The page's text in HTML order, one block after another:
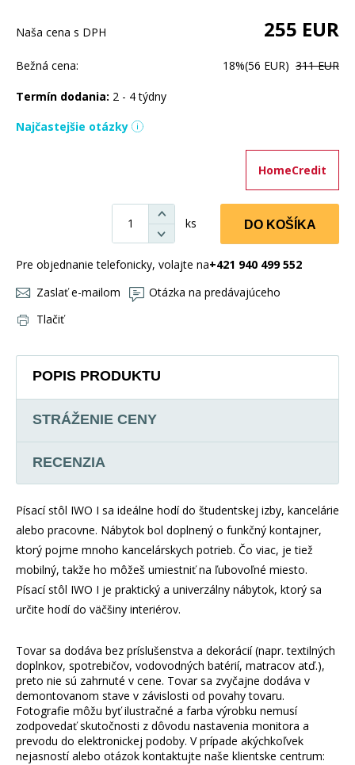
Naša cena s DPH 255 EUR
Bežná cena: 18%(56 EUR) 311 EUR
Termín dodania: 2 - 4 týdny
Najčastejšie otázky
HomeCredit
ks DO KOŠÍKA
Pre objednanie telefonicky, volajte na+421 940 499 552
Zaslať e-mailom
Otázka na predávajúceho
Tlačiť
POPIS PRODUKTU
STRÁŽENIE CENY
RECENZIA
Písací stôl IWO I sa ideálne hodí do študentskej izby, kancelárie
alebo pracovne. Nábytok bol doplnený o funkčný kontajner,
ktorý pojme mnoho kancelárskych potrieb. Čo viac, je tiež
mobilný, takže ho môžeš umiestniť na ľubovoľné miesto.
Písací stôl IWO I je praktický a univerzálny nábytok, ktorý sa
určite hodí do väčšiny interiérov.
Tovar sa dodáva bez príslušenstva a dekorácií (napr. textilných
doplnkov, spotrebičov, vodovodných batérií, matracov atď.),
preto nie sú zahrnuté v cene. Tovar sa zvyčajne dodáva v
demontovanom stave v závislosti od povahy tovaru.
Fotografie môžu byť ilustračné a farba výrobku nemusí
zodpovedať skutočnosti z dôvodu nastavenia monitora a
prevodu do elektronickej podoby. V prípade akýchkoľvek
nejasností alebo otázok kontaktujte naše klientske centrum: